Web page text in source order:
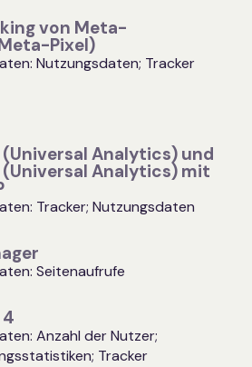
von Meta-
Pixel)
Nutzungsdaten; Tracker
Analytics) und
Analytics) mit
Tracker; Nutzungsdaten
Seitenaufrufe
Anzahl der Nutzer;
Tracker